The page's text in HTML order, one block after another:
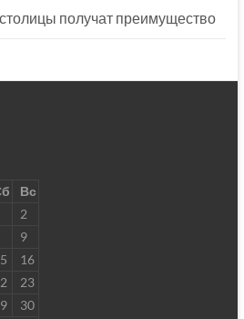
получат преимущество
Вс
2
9
16
23
30